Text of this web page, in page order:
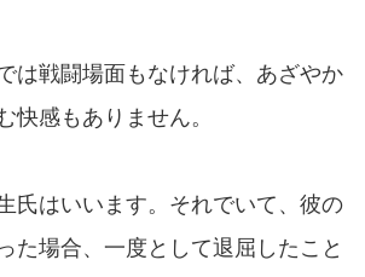
は戦闘場面もなければ、あざやか
快感もありません。
氏はいいます。それでいて、彼の
た場合、一度として退屈したこと